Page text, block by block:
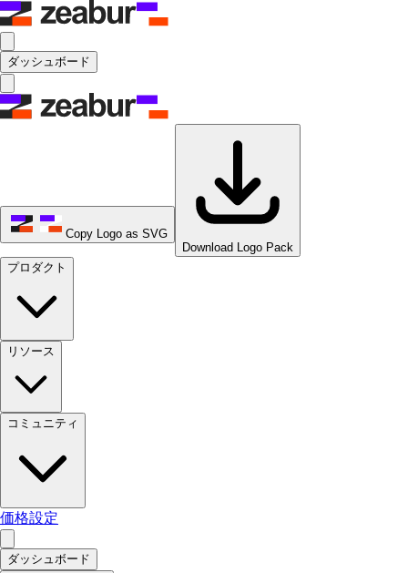
ダッシュボード
Copy Logo as SVG
Download Logo Pack
プロダクト
リソース
コミュニティ
価格設定
ダッシュボード